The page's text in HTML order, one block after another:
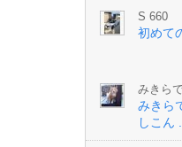
S 660
初めて
みきら
みきら
しこん ...